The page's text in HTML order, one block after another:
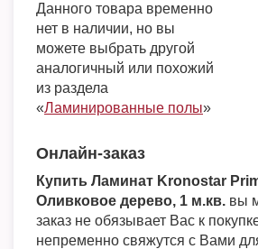
Данного товара временно
нет в наличии, но вы
можете выбрать другой
аналогичный или похожий
из раздела
«Ламинированные полы»
Онлайн-заказ
Купить Ламинат Kronostar
Оливковое дерево, 1 м.кв. вы
заказ не обязывает Вас к
непременно свяжутся с Вами